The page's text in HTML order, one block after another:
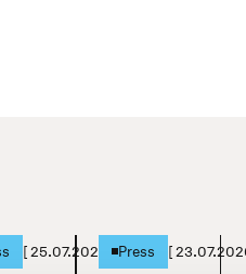
[25.07.2026 ]Press [